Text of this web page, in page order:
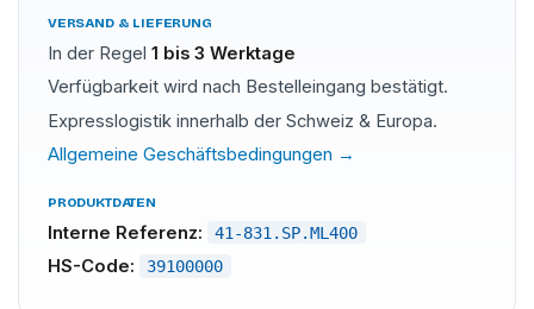
VERSAND & LIEFERUNG
In der Regel 1 bis 3 Werktage
Verfügbarkeit wird nach Bestelleingang bestätigt.
Expresslogistik innerhalb der Schweiz & Europa.
Allgemeine Geschäftsbedingungen →
PRODUKTDATEN
Interne Referenz: 41-831.SP.ML400
HS-Code: 39100000